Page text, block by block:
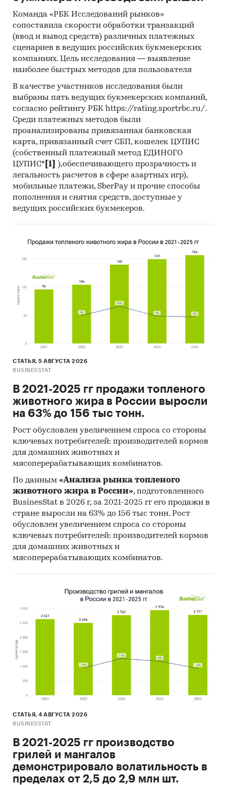
инвестиционной рекомендацией
Категории: Потребительские товары / ... /
Лекарства / Лекарственные травы
Россия
Команда «РБК Исследований рынков»
сопоставила скорости обработки транзакций
(ввод и вывод средств) различных платежных
сценариев в ведущих российских букмекерских
компаниях. Цель исследования — выявление
наиболее быстрых методов для пользователя
В качестве участников исследования были
выбраны пять ведущих букмекерских компаний,
согласно рейтингу РБК https://rating.sportrbc.ru/.
Среди платежных методов были
проанализированы привязанная банковская
карта, привязанный счет СБП, кошелек ЦУПИС
(собственный платежный метод ЕДИНОГО
ЦУПИС* [1]
),обеспечивающего прозрачность и
легальность расчетов в сфере азартных игр),
мобильные платежи, SberPay и прочие способы
пополнения и снятия средств, доступные у
ведущих российских букмекеров.
СТАТЬЯ, 5 АВГУСТА 2026
BUSINESSTAT
В 2021-2025 гг продажи топленого
животного жира в России выросли
на 63% до 156 тыс тонн.
Рост обусловлен увеличением спроса со стороны
ключевых потребителей: производителей кормов
для домашних животных и
мясоперерабатывающих комбинатов.
По данным «Анализа рынка топленого
животного жира в России», подготовленного
BusinesStat в 2026 г, за 2021-2025 гг его продажи в
стране выросли на 63% до 156 тыс тонн. Рост
обусловлен увеличением спроса со стороны
ключевых потребителей: производителей кормов
для домашних животных и
мясоперерабатывающих комбинатов.
СТАТЬЯ, 4 АВГУСТА 2026
BUSINESSTAT
В 2021-2025 гг производство
грилей и мангалов
демонстрировало волатильность в
пределах от 2,5 до 2,9 млн шт.